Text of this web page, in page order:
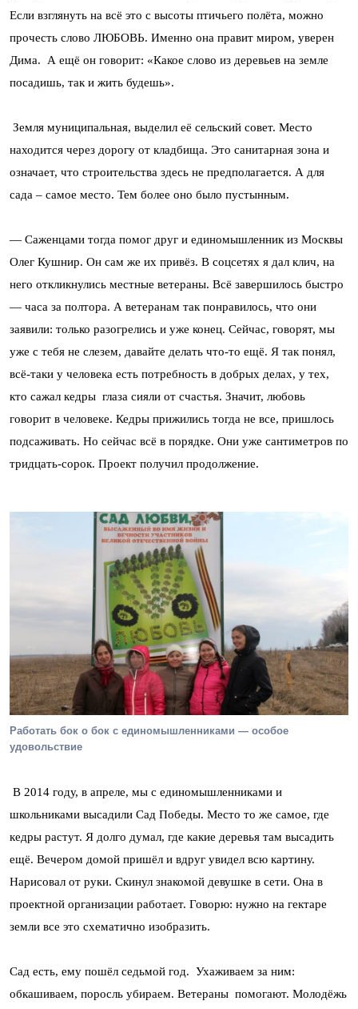
Если взглянуть на всё это с высоты птичьего полёта, можно
прочесть слово ЛЮБОВЬ. Именно она правит миром, уверен
Дима. А ещё он говорит: «Какое слово из деревьев на земле
посадишь, так и жить будешь».
Земля муниципальная, выделил её сельский совет. Место
находится через дорогу от кладбища. Это санитарная зона и
означает, что строительства здесь не предполагается. А для
сада – самое место. Тем более оно было пустынным.
— Саженцами тогда помог друг и единомышленник из Москвы
Олег Кушнир. Он сам же их привёз. В соцсетях я дал клич, на
него откликнулись местные ветераны. Всё завершилось быстро
— часа за полтора. А ветеранам так понравилось, что они
заявили: только разогрелись и уже конец. Сейчас, говорят, мы
уже с тебя не слезем, давайте делать что-то ещё. Я так понял,
всё-таки у человека есть потребность в добрых делах, у тех,
кто сажал кедры глаза сияли от счастья. Значит, любовь
говорит в человеке. Кедры прижились тогда не все, пришлось
подсаживать. Но сейчас всё в порядке. Они уже сантиметров по
тридцать-сорок. Проект получил продолжение.
Работать бок о бок с единомышленниками — особое
удовольствие
В 2014 году, в апреле, мы с единомышленниками и
школьниками высадили Сад Победы. Место то же самое, где
кедры растут. Я долго думал, где какие деревья там высадить
ещё. Вечером домой пришёл и вдруг увидел всю картину.
Нарисовал от руки. Скинул знакомой девушке в сети. Она в
проектной организации работает. Говорю: нужно на гектаре
земли все это схематично изобразить.
Сад есть, ему пошёл седьмой год. Ухаживаем за ним:
обкашиваем, поросль убираем. Ветераны помогают. Молодёжь